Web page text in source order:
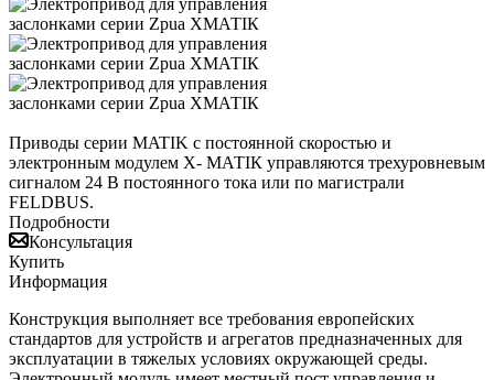
Приводы серии MATIK с постоянной скоростью и
электронным модулем Х- МАТIК управляются трехуровневым
сигналом 24 В постоянного тока или по магистрали
FELDBUS.
Подробности
Консультация
Купить
Информация
Конструкция выполняет все требования европейских
стандартов для устройств и агрегатов предназначенных для
эксплуатации в тяжелых условиях окружающей среды.